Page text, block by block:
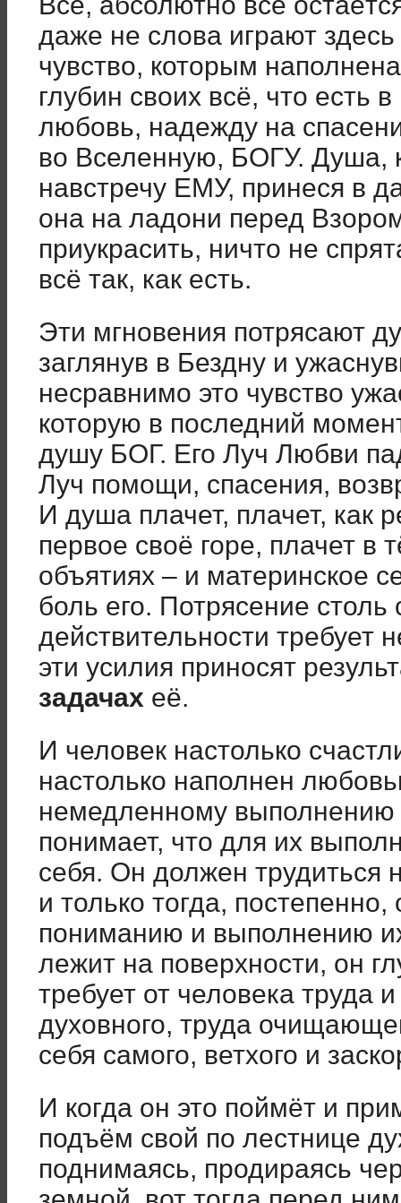
даже не слова играют
чувство, которым
глубин своих всё, что есть
любовь, надежду на
во Вселенную, БОГУ. Душа,
навстречу ЕМУ, принеся в
она на ладони перед
приукрасить, ничто не
всё так, как есть.
Эти мгновения потрясают
заглянув в Бездну и
несравнимо это чувство
которую в последний
душу БОГ. Его Луч Любви
Луч помощи, спасения,
И душа плачет, плачет, как
первое своё горе, плачет в
объятиях – и материнское
боль его. Потрясение
действительности требует
эти усилия приносят
задачах её.
И человек настолько
настолько наполнен
немедленному
понимает, что для их
себя. Он должен трудиться
и только тогда,
пониманию и выполнению
лежит на поверхности, он
требует от человека труда
духовного, труда
себя самого, ветхого и
И когда он это поймёт и
подъём свой по лестнице
поднимаясь, продираясь